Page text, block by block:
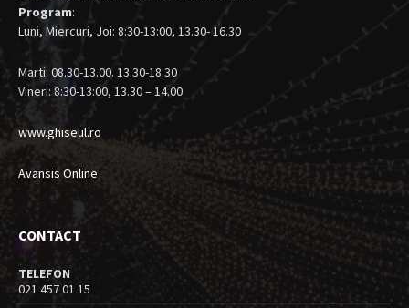
Program:
Luni, Miercuri, Joi: 8:30-13:00, 13.30- 16.30
Marti: 08.30-13.00. 13.30-18.30
Vineri: 8:30-13:00, 13.30 – 14.00
www.ghiseul.ro
Avansis Online
CONTACT
TELEFON
021 457 01 15